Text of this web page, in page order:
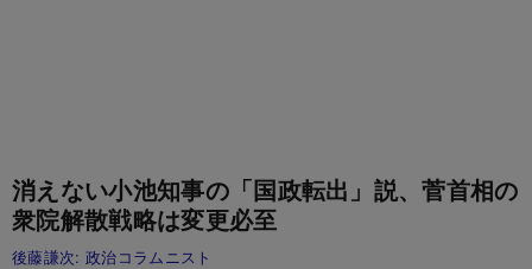
消えない小池知事の「国政転出」説、菅首相の
衆院解散戦略は変更必至
後藤謙次: 政治コラムニスト